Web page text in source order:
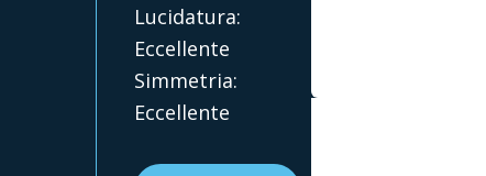
Lucidatura:
Eccellente
Simmetria:
Eccellente